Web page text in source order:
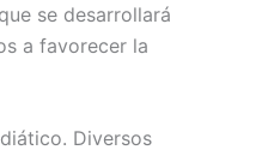
se desarrollará
a favorecer la
Diversos